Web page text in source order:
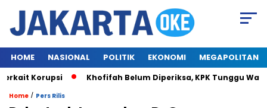
HOME NASIONAL POLITIK EKONOMI MEGAPOLITAN
Korupsi Khofifah Belum Diperiksa, KPK Tunggu Waktu
Home / Pers Rilis